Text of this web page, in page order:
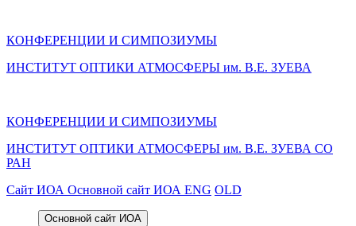
КОНФЕРЕНЦИИ И СИМПОЗИУМЫ
ИНСТИТУТ ОПТИКИ АТМОСФЕРЫ им. В.Е. ЗУЕВА
КОНФЕРЕНЦИИ И СИМПОЗИУМЫ
ИНСТИТУТ ОПТИКИ АТМОСФЕРЫ им. В.Е. ЗУЕВА СО
РАН
Cайт ИОА Основной сайт ИОА ENG OLD
Основной сайт ИОА